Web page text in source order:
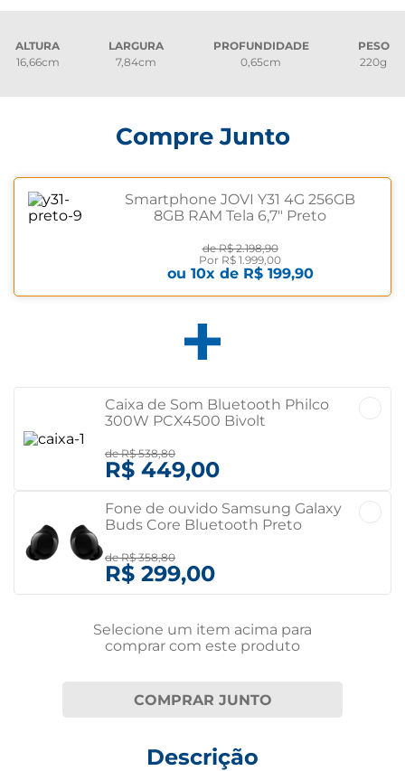
ALTURA
16,66cm
LARGURA
7,84cm
PROFUNDIDADE
0,65cm
PESO
220g
Compre Junto
Smartphone JOVI Y31 4G 256GB
8GB RAM Tela 6,7" Preto
deR$ 2.198,90
Por R$ 1.999,00
ou 10x de R$ 199,90
Caixa de Som Bluetooth Philco
300W PCX4500 Bivolt
deR$ 538,80
R$ 449,00
Fone de ouvido Samsung Galaxy
Buds Core Bluetooth Preto
deR$ 358,80
R$ 299,00
Selecione um item acima para
comprar com este produto
COMPRAR JUNTO
Descrição